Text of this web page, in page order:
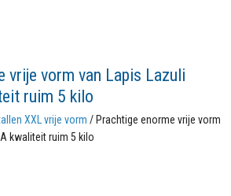
vrije vorm van Lapis Lazuli
ruim 5 kilo
XXL vrije vorm / Prachtige enorme vrije vorm
kwaliteit ruim 5 kilo